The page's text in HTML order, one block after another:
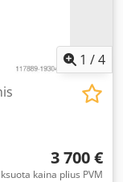
1 /4
3 700 €
kaina plius PVM